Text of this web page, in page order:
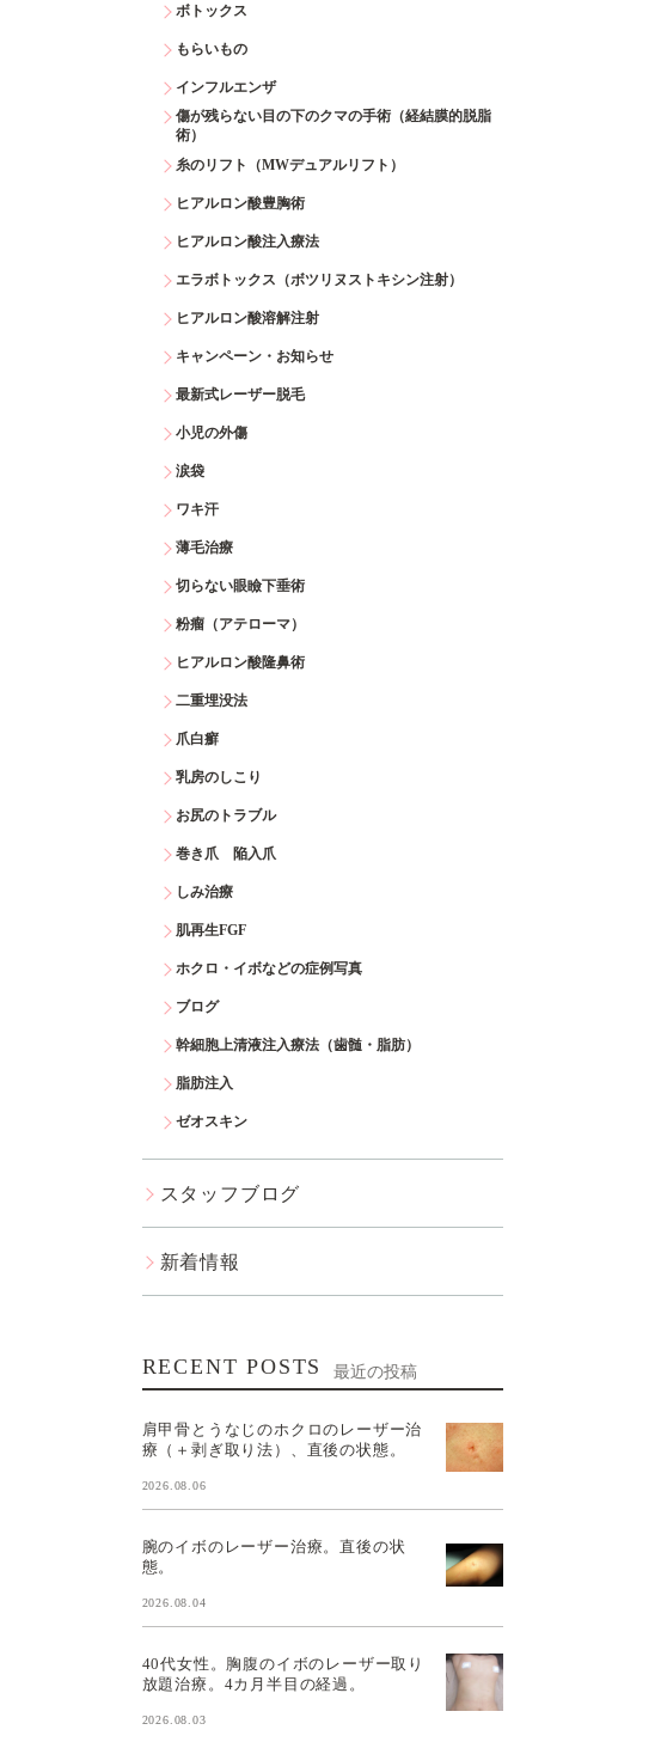
ボトックス
もらいもの
インフルエンザ
傷が残らない目の下のクマの手術（経結膜的脱脂
術）
糸のリフト（MWデュアルリフト）
ヒアルロン酸豊胸術
ヒアルロン酸注入療法
エラボトックス（ボツリヌストキシン注射）
ヒアルロン酸溶解注射
キャンペーン・お知らせ
最新式レーザー脱毛
小児の外傷
涙袋
ワキ汗
薄毛治療
切らない眼瞼下垂術
粉瘤（アテローマ）
ヒアルロン酸隆鼻術
二重埋没法
爪白癬
乳房のしこり
お尻のトラブル
巻き爪 陥入爪
しみ治療
肌再生FGF
ホクロ・イボなどの症例写真
ブログ
幹細胞上清液注入療法（歯髄・脂肪）
脂肪注入
ゼオスキン
スタッフブログ
新着情報
RECENT POSTS 最近の投稿
肩甲骨とうなじのホクロのレーザー治
療（＋剥ぎ取り法）、直後の状態。
2026.08.06
腕のイボのレーザー治療。直後の状
態。
2026.08.04
40代女性。胸腹のイボのレーザー取り
放題治療。4カ月半目の経過。
2026.08.03